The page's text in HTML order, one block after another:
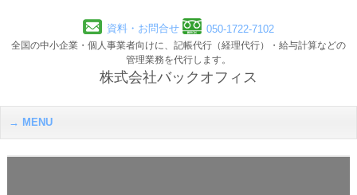
資料・お問合せ 050-1722-7102
全国の中小企業・個人事業者向けに、記帳代行（経理代行）・給与計算などの
管理業務を代行します。
株式会社バックオフィス
MENU